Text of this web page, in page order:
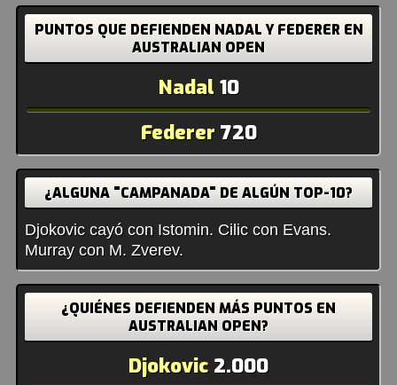
PUNTOS QUE DEFIENDEN NADAL Y FEDERER EN
AUSTRALIAN OPEN
Nadal 10
Federer 720
¿ALGUNA "CAMPANADA" DE ALGÚN TOP-10?
Djokovic cayó con Istomin. Cilic con Evans.
Murray con M. Zverev.
¿QUIÉNES DEFIENDEN MÁS PUNTOS EN
AUSTRALIAN OPEN?
Djokovic 2.000